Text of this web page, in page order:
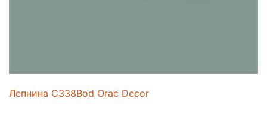
Лепнина C338Bod Orac Decor